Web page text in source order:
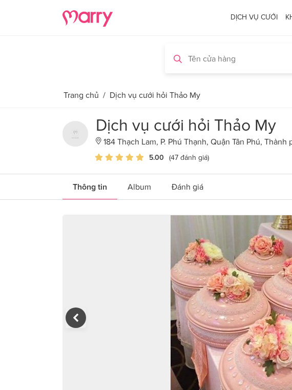
DỊCH VỤ CƯỚI
Trang chủ / Dịch vụ cưới hỏi Thảo My
Dịch vụ cưới hỏi Thảo My
184 Thạch Lam, P. Phú Thạnh, Quận Tân Phú,
5.00 (47 đánh giá)
Thông tin Album Đánh giá